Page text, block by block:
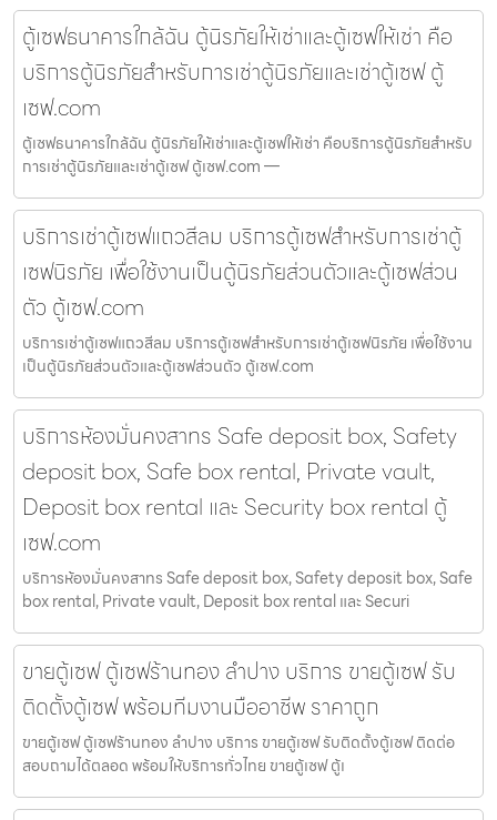
ตู้เซฟธนาคารใกล้ฉัน ตู้นิรภัยให้เช่าและตู้เซฟให้เช่า คือ
บริการตู้นิรภัยสำหรับการเช่าตู้นิรภัยและเช่าตู้เซฟ ตู้
เซฟ.com
ตู้เซฟธนาคารใกล้ฉัน ตู้นิรภัยให้เช่าและตู้เซฟให้เช่า คือบริการตู้นิรภัยสำหรับ
การเช่าตู้นิรภัยและเช่าตู้เซฟ ตู้เซฟ.com —
บริการเช่าตู้เซฟแถวสีลม บริการตู้เซฟสำหรับการเช่าตู้
เซฟนิรภัย เพื่อใช้งานเป็นตู้นิรภัยส่วนตัวและตู้เซฟส่วน
ตัว ตู้เซฟ.com
บริการเช่าตู้เซฟแถวสีลม บริการตู้เซฟสำหรับการเช่าตู้เซฟนิรภัย เพื่อใช้งาน
เป็นตู้นิรภัยส่วนตัวและตู้เซฟส่วนตัว ตู้เซฟ.com
บริการห้องมั่นคงสาทร Safe deposit box, Safety
deposit box, Safe box rental, Private vault,
Deposit box rental และ Security box rental ตู้
เซฟ.com
บริการห้องมั่นคงสาทร Safe deposit box, Safety deposit box, Safe
box rental, Private vault, Deposit box rental และ Securi
ขายตู้เซฟ ตู้เซฟร้านทอง ลำปาง บริการ ขายตู้เซฟ รับ
ติดตั้งตู้เซฟ พร้อมทีมงานมืออาชีพ ราคาถูก
ขายตู้เซฟ ตู้เซฟร้านทอง ลำปาง บริการ ขายตู้เซฟ รับติดตั้งตู้เซฟ ติดต่อ
สอบถามได้ตลอด พร้อมให้บริการทั่วไทย ขายตู้เซฟ ตู้เ